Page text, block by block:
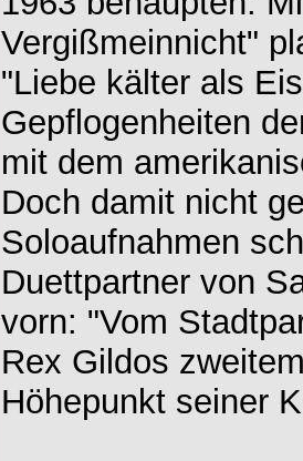
Vergißmeinnicht"
"Liebe kälter als
Gepflogenheiten
mit dem
Doch damit nicht
Soloaufnahmen
Duettpartner von
vorn: "Vom
Rex Gildos
Höhepunkt seiner